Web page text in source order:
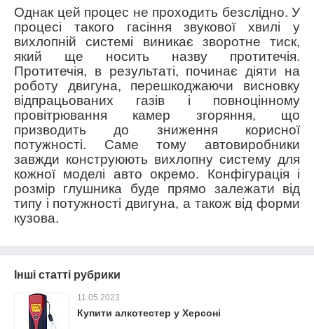
Однак цей процес не проходить безслідно. У
процесі такого гасіння звукової хвилі у
вихлопній системі виникає зворотне тиск,
який ще носить назву протитечія.
Протитечія, в результаті, починає діяти на
роботу двигуна, перешкоджаючи висновку
відпрацьованих газів і повноцінному
провітрювання камер згоряння, що
призводить до зниження корисної
потужності. Саме тому автовиробники
завжди конструюють вихлопну систему для
кожної моделі авто окремо. Конфігурація і
розмір глушника буде прямо залежати від
типу і потужності двигуна, а також від форми
кузова.
Інші статті рубрики
11.05.2023
Купити алкотестер у Херсоні